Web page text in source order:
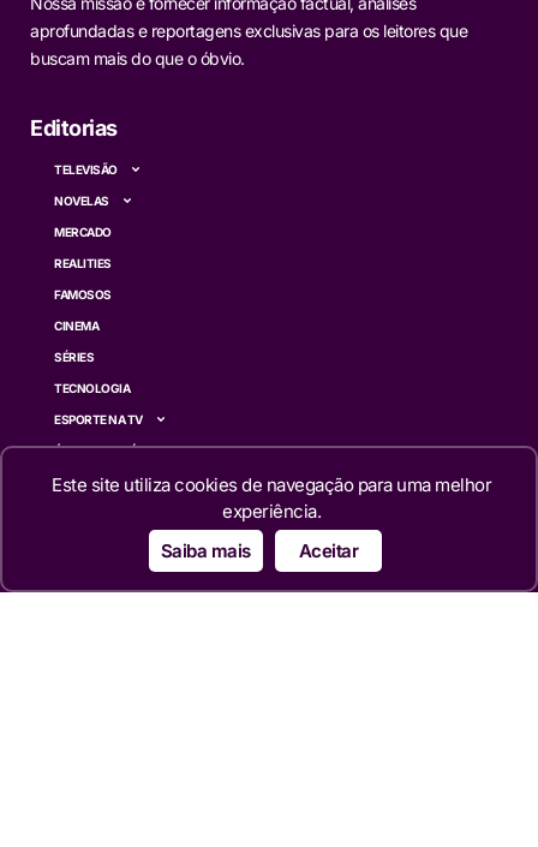
aprofundadas e reportagens exclusivas para os leitores que
buscam mais do que o óbvio.
Editorias
TELEVISÃO
NOVELAS
MERCADO
REALITIES
FAMOSOS
CINEMA
SÉRIES
TECNOLOGIA
ESPORTE NA TV
ÚLTIMAS NOTÍCIAS
Este site utiliza cookies de navegação para uma melhor
experiência.
Saiba mais
Aceitar